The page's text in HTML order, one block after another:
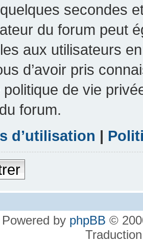
secondes
du forum peut
aux utilisateurs
d’avoir pris
de vie
forum.
d’utilisation |
Powered by phpBB ©